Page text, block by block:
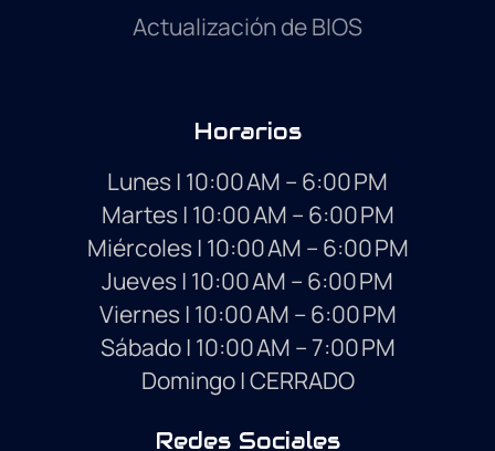
Actualización de BIOS
Horarios
Lunes | 10:00 AM – 6:00 PM
Martes| 10:00 AM – 6:00 PM
Miércoles| 10:00 AM – 6:00 PM
Jueves | 10:00 AM – 6:00 PM
Viernes| 10:00 AM – 6:00 PM
Sábado| 10:00 AM – 7:00 PM
Domingo|CERRADO
Redes Sociales